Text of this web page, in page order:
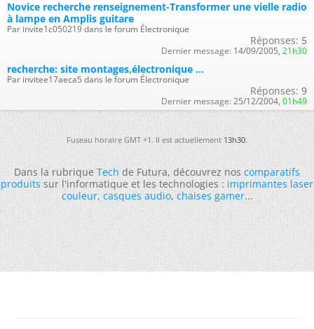
Novice recherche renseignement-Transformer une vielle radio
à lampe en Amplis guitare
Par invite1c050219 dans le forum Électronique
Réponses: 5
Dernier message: 14/09/2005, 21h30
recherche: site montages,électronique ...
Par invitee17aeca5 dans le forum Électronique
Réponses: 9
Dernier message: 25/12/2004, 01h49
Fuseau horaire GMT +1. Il est actuellement13h30.
Dans la rubriqueTechde Futura, découvrez noscomparatifs
produitssur l'informatique et les technologies :imprimantes laser
couleur,casques audio,chaises gamer...